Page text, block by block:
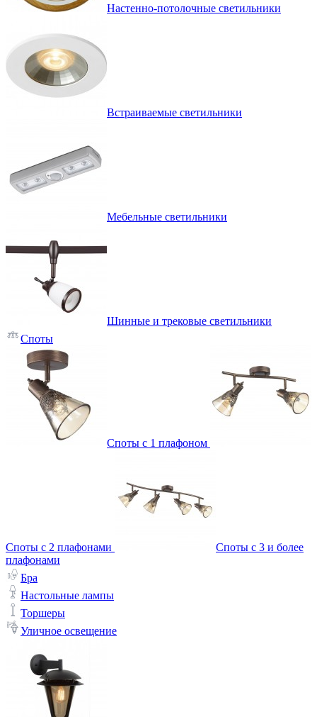
Настенно-потолочные светильники
Встраиваемые светильники
Мебельные светильники
Шинные и трековые светильники
Споты
Споты с 1 плафоном
Споты с 2 плафонами
Споты с 3 и более
плафонами
Бра
Настольные лампы
Торшеры
Уличное освещение